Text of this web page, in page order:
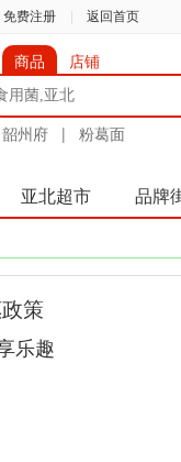
免费注册 返回首页
商品 店铺
韶州府 | 粉葛面
亚北超市 品牌
策
乐趣